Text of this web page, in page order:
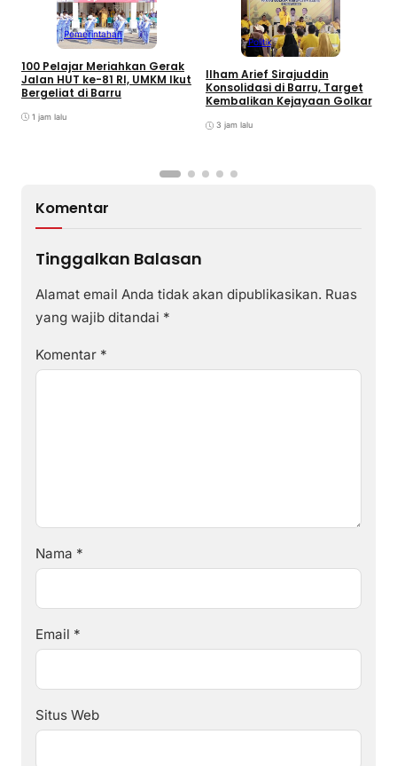
Pemerintahan
100 Pelajar Meriahkan Gerak
Jalan HUT ke-81 RI, UMKM Ikut
Bergeliat di Barru
1 jam lalu
Politik
Ilham Arief Sirajuddin
Konsolidasi di Barru, Target
Kembalikan Kejayaan Golkar
3 jam lalu
Komentar
Tinggalkan Balasan
Alamat email Anda tidak akan dipublikasikan. Ruas
yang wajib ditandai *
Komentar *
Nama *
Email *
Situs Web